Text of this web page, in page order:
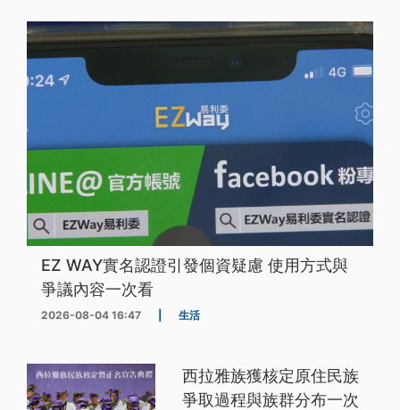
EZ WAY實名認證引發個資疑慮 使用方式與
爭議內容一次看
2026-08-04 16:47 生活
西拉雅族獲核定原住民族
爭取過程與族群分布一次